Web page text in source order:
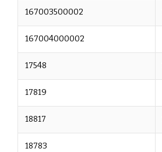
167003500002
167004000002
17548
17819
18817
18783